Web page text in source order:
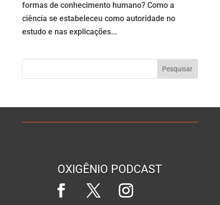
formas de conhecimento humano? Como a
ciência se estabeleceu como autoridade no
estudo e nas explicações...
OXIGÊNIO PODCAST